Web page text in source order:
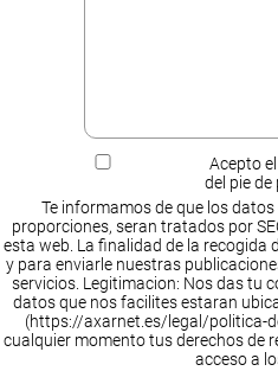
Acepto
del pie de
Te informamos de que los
proporciones, seran tratados por
esta web. La finalidad de la
y para enviarle nuestras
servicios. Legitimacion: Nos das tu
datos que nos facilites estaran
(https://axarnet.es/legal/politica-
cualquier momento tus derechos de
acceso a